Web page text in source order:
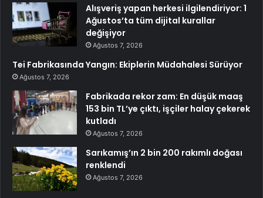
Alışveriş yapan herkesi ilgilendiriyor: 1
Ağustos’ta tüm dijital kurallar
değişiyor
Ağustos 7, 2026
Tei Fabrikasında Yangın: Ekiplerin Müdahalesi Sürüyor
Ağustos 7, 2026
Fabrikada rekor zam: En düşük maaş
153 bin TL’ye çıktı, işçiler halay çekerek
kutladı
Ağustos 7, 2026
Sarıkamış’ın 2 bin 200 rakımlı doğası
renklendi
Ağustos 7, 2026